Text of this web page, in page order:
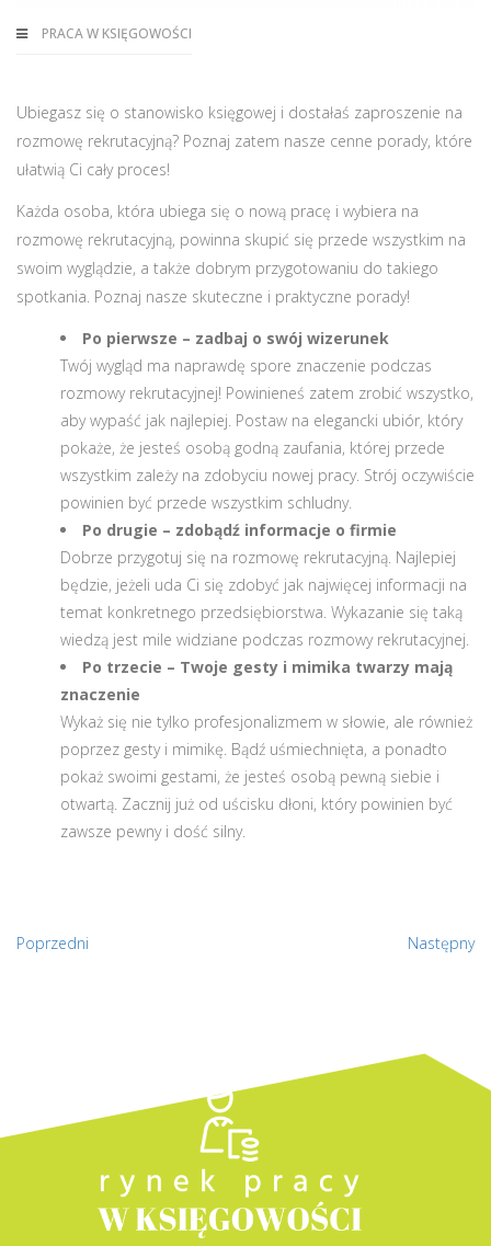
PRACA W KSIĘGOWOŚCI
Ubiegasz się o stanowisko księgowej i dostałaś zaproszenie na
rozmowę rekrutacyjną? Poznaj zatem nasze cenne porady, które
ułatwią Ci cały proces!
Każda osoba, która ubiega się o nową pracę i wybiera na
rozmowę rekrutacyjną, powinna skupić się przede wszystkim na
swoim wyglądzie, a także dobrym przygotowaniu do takiego
spotkania. Poznaj nasze skuteczne i praktyczne porady!
Po pierwsze – zadbaj o swój wizerunek
Twój wygląd ma naprawdę spore znaczenie podczas
rozmowy rekrutacyjnej! Powinieneś zatem zrobić wszystko,
aby wypaść jak najlepiej. Postaw na elegancki ubiór, który
pokaże, że jesteś osobą godną zaufania, której przede
wszystkim zależy na zdobyciu nowej pracy. Strój oczywiście
powinien być przede wszystkim schludny.
Po drugie – zdobądź informacje o firmie
Dobrze przygotuj się na rozmowę rekrutacyjną. Najlepiej
będzie, jeżeli uda Ci się zdobyć jak najwięcej informacji na
temat konkretnego przedsiębiorstwa. Wykazanie się taką
wiedzą jest mile widziane podczas rozmowy rekrutacyjnej.
Po trzecie – Twoje gesty i mimika twarzy mają
znaczenie
Wykaż się nie tylko profesjonalizmem w słowie, ale również
poprzez gesty i mimikę. Bądź uśmiechnięta, a ponadto
pokaż swoimi gestami, że jesteś osobą pewną siebie i
otwartą. Zacznij już od uścisku dłoni, który powinien być
zawsze pewny i dość silny.
Poprzedni Następny